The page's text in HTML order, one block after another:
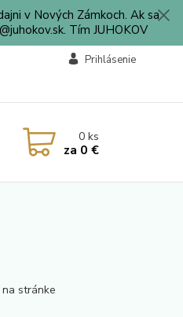
v Nových Zámkoch. Ak sa
Tím JUHOKOV
Prihlásenie
0ks
za 0 €
stránke